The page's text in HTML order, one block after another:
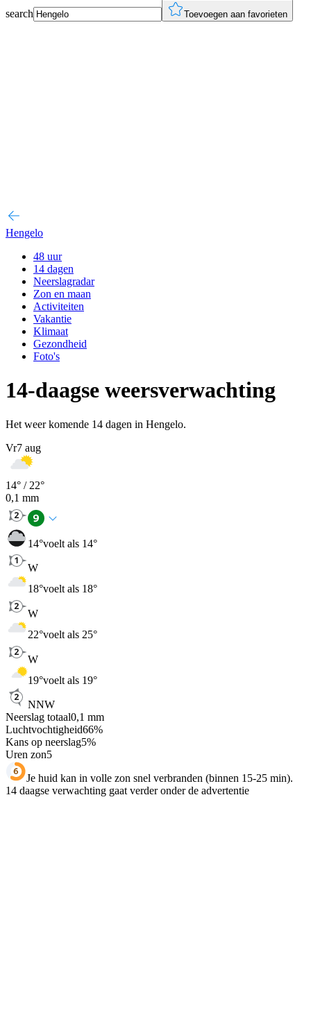
search Toevoegen aan favorieten
Hengelo
48 uur
14 dagen
Neerslagradar
Zon en maan
Activiteiten
Vakantie
Klimaat
Gezondheid
Foto's
14-daagse weersverwachting
Het weer komende 14 dagen in Hengelo.
Vr7 aug
14° / 22°
0,1 mm
14°voelt als 14°
W
18°voelt als 18°
W
22°voelt als 25°
W
19°voelt als 19°
NNW
Neerslag totaal0,1 mm
Luchtvochtigheid66%
Kans op neerslag5%
Uren zon5
Je huid kan in volle zon snel verbranden (binnen 15-25 min).
14 daagse verwachting gaat verder onder de advertentie